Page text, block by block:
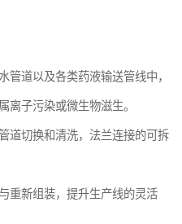
管道以及各类药液输送管线中，
离子污染或微生物滋生。
道切换和清洗，法兰连接的可拆
重新组装，提升生产线的灵活